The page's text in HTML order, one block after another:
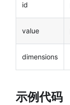
id
value
dimensions
示例代码